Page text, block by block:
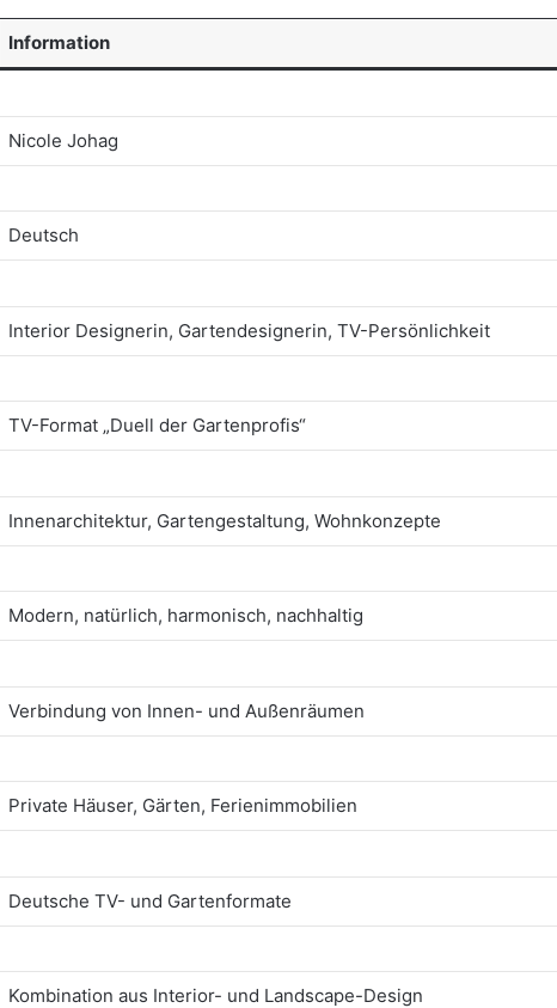
Information
Nicole Johag
Deutsch
Interior Designerin, Gartendesignerin, TV-Persönlichkeit
TV-Format „Duell der Gartenprofis“
Innenarchitektur, Gartengestaltung, Wohnkonzepte
Modern, natürlich, harmonisch, nachhaltig
Verbindung von Innen- und Außenräumen
Private Häuser, Gärten, Ferienimmobilien
Deutsche TV- und Gartenformate
Kombination aus Interior- und Landscape-Design